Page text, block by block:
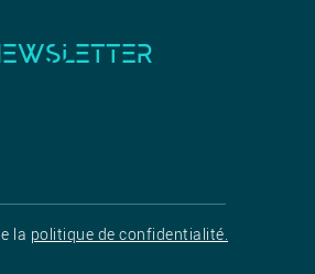
la politique de confidentialité.